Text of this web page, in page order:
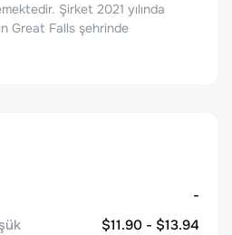
Şirket 2021 yılında
Great Falls şehrinde
-
$11.90 - $13.94